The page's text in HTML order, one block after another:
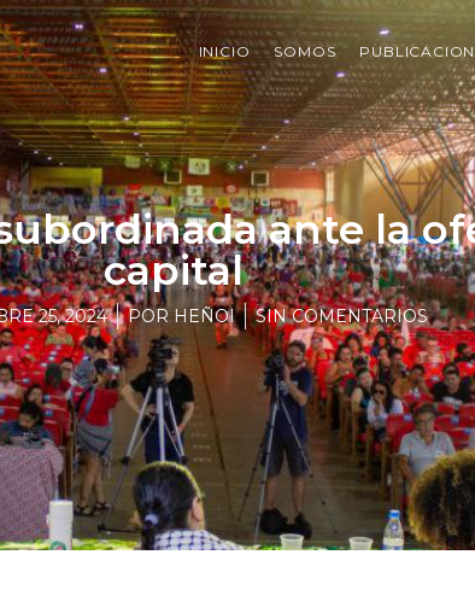
INICIO SOMOS
ante la
capital
25, 2024 PORHEÑOI SIN COMENTARIOS